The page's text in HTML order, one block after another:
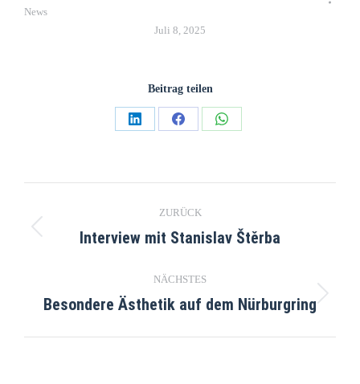
News
Juli 8, 2025
Beitrag teilen
ZURÜCK
Interview mit Stanislav Štěrba
NÄCHSTES
Besondere Ästhetik auf dem Nürburgring